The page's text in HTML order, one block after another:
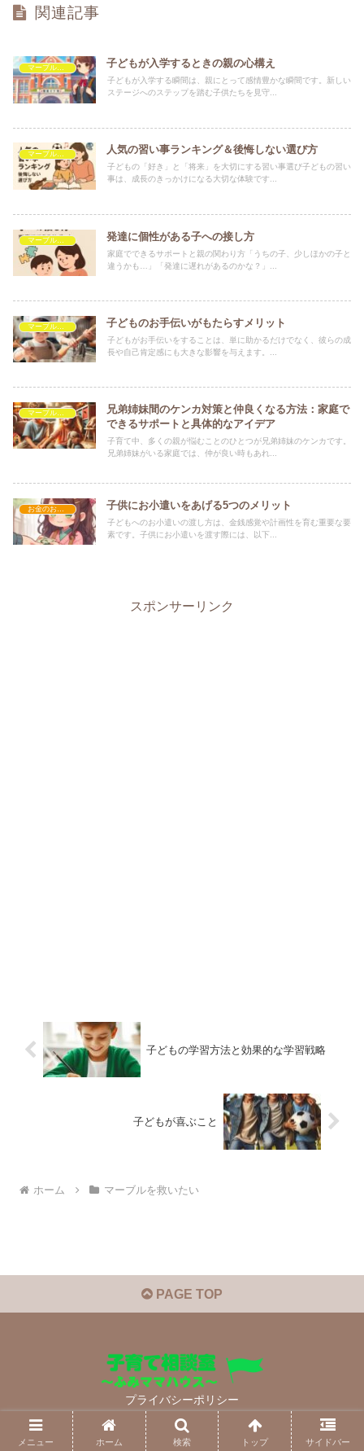
関連記事
子どもが入学するときの親の心構え
子どもが入学する瞬間は、親にとって感情豊かな瞬間です。新しい
ステージへのステップを踏む子供たちを見守...
人気の習い事ランキング＆後悔しない選び方
子どもの「好き」と「将来」を大切にする習い事選び子どもの習い
事は、成長のきっかけになる大切な体験です...
発達に個性がある子への接し方
家庭でできるサポートと親の関わり方「うちの子、少しほかの子と
違うかも…」「発達に遅れがあるのかな？」...
子どものお手伝いがもたらすメリット
子どもがお手伝いをすることは、単に助かるだけでなく、彼らの成
長や自己肯定感にも大きな影響を与えます。...
兄弟姉妹間のケンカ対策と仲良くなる方法：家庭で
できるサポートと具体的なアイデア
子育て中、多くの親が悩むことのひとつが兄弟姉妹のケンカです。
兄弟姉妹がいる家庭では、仲が良い時もあれ...
子供にお小遣いをあげる5つのメリット
子どもへのお小遣いの渡し方は、金銭感覚や計画性を育む重要な要
素です。子供にお小遣いを渡す際には、以下...
スポンサーリンク
子どもの学習方法と効果的な学習戦略
子どもが喜ぶこと
ホーム マーブルを救いたい
PAGE TOP
プライバシーポリシー
© 2022 子育て相談室 ～ふみママハウス～.
メニュー ホーム 検索 トップ サイドバー